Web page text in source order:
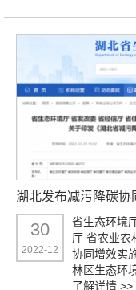
湖北发布减污降碳协
30
2022-12
省生态环境
厅 省农业农
协同增效实
林区生态环
了解详情 >>